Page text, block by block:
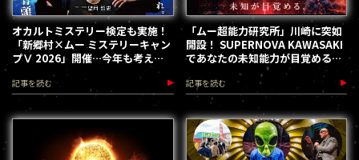
オカルトミステリー検定も実施！
「新郷村×ムー ミステリーキャン
プⅤ 2026」開催…今年も考える
な、踊れ！（2026.9.12）
記事を読む
「ムー超能力研究所」川崎に突如
開設！ SUPERNOVA KAWASAKI
であなたの未知能力が目覚める
（2026.8.18-28）
記事を読む